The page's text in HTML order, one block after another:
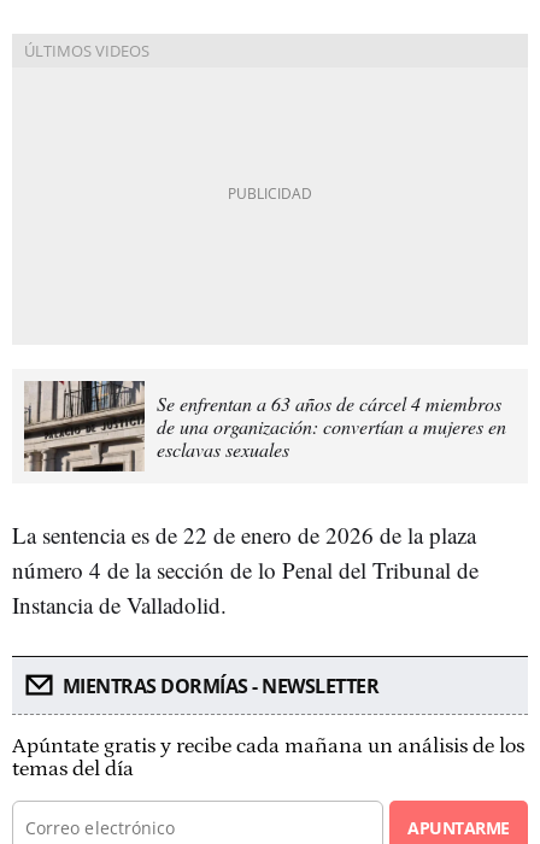
Se enfrentan a 63 años de cárcel 4 miembros
de una organización: convertían a mujeres en
esclavas sexuales
La sentencia es de 22 de enero de 2026 de la plaza
número 4 de la sección de lo Penal del Tribunal de
Instancia de Valladolid.
MIENTRAS DORMÍAS - NEWSLETTER
Apúntate gratis y recibe cada mañana un análisis de los
temas del día
APUNTARME